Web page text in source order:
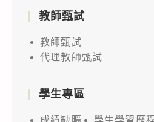
教師甄試
教師甄試
代理教師甄試
學生專區
成績缺曠
學生學習歷